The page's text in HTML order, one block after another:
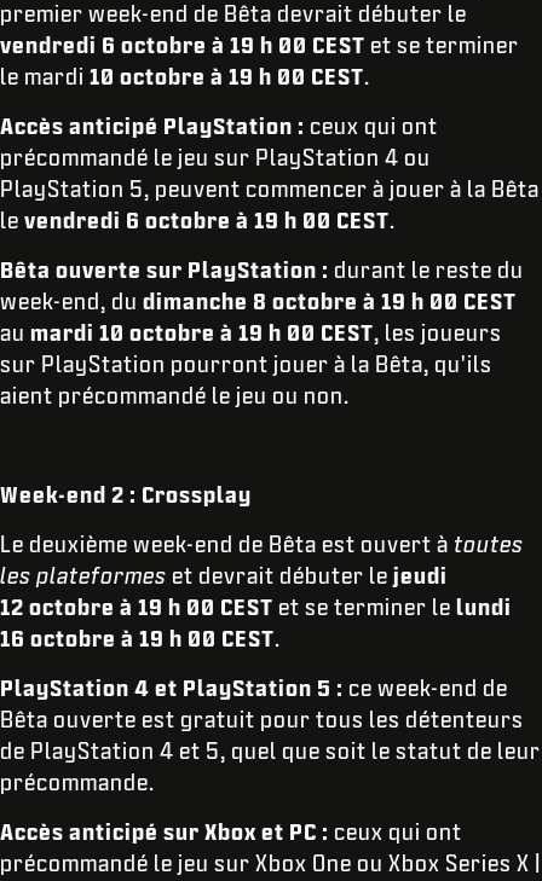
premier week-end de Bêta devrait débuter le
vendredi 6 octobre à 19 h 00 CEST et se terminer
le mardi 10 octobre à 19 h 00 CEST.
Accès anticipé PlayStation : ceux qui ont
précommandé le jeu sur PlayStation 4 ou
PlayStation 5, peuvent commencer à jouer à la Bêta
le vendredi 6 octobre à 19 h 00 CEST.
Bêta ouverte sur PlayStation : durant le reste du
week-end, du dimanche 8 octobre à 19 h 00 CEST
au mardi 10 octobre à 19 h 00 CEST, les joueurs
sur PlayStation pourront jouer à la Bêta, qu'ils
aient précommandé le jeu ou non.
Week-end 2 : Crossplay
Le deuxième week-end de Bêta est ouvert à toutes
les plateformes et devrait débuter le jeudi
12 octobre à 19 h 00 CEST et se terminer le lundi
16 octobre à 19 h 00 CEST.
PlayStation 4 et PlayStation 5 : ce week-end de
Bêta ouverte est gratuit pour tous les détenteurs
de PlayStation 4 et 5, quel que soit le statut de leur
précommande.
Accès anticipé sur Xbox et PC : ceux qui ont
précommandé le jeu sur Xbox One ou Xbox Series X |